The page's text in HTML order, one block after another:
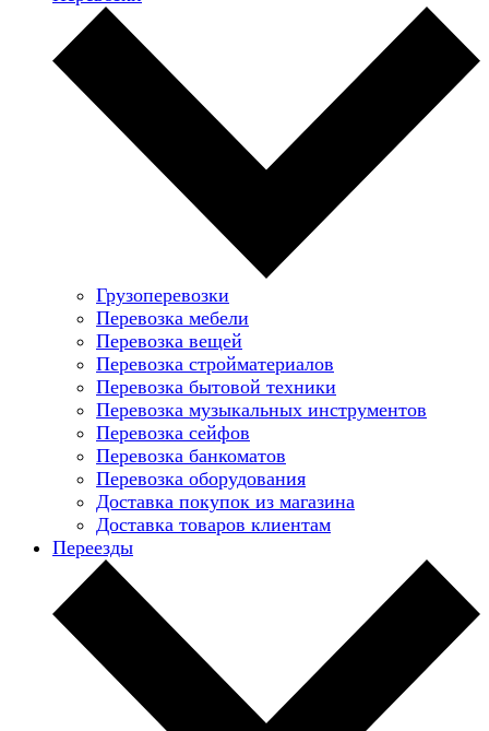
Грузоперевозки
Перевозка мебели
Перевозка вещей
Перевозка стройматериалов
Перевозка бытовой техники
Перевозка музыкальных инструментов
Перевозка сейфов
Перевозка банкоматов
Перевозка оборудования
Доставка покупок из магазина
Доставка товаров клиентам
Переезды